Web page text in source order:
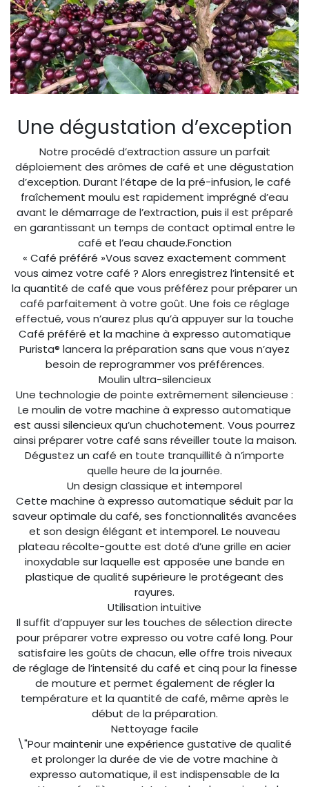
Une dégustation d’exception
Notre procédé d’extraction assure un parfait
déploiement des arômes de café et une dégustation
d’exception. Durant l’étape de la pré-infusion, le café
fraîchement moulu est rapidement imprégné d’eau
avant le démarrage de l’extraction, puis il est préparé
en garantissant un temps de contact optimal entre le
café et l’eau chaude.Fonction
« Café préféré »Vous savez exactement comment
vous aimez votre café ? Alors enregistrez l’intensité et
la quantité de café que vous préférez pour préparer un
café parfaitement à votre goût. Une fois ce réglage
effectué, vous n’aurez plus qu’à appuyer sur la touche
Café préféré et la machine à expresso automatique
Purista® lancera la préparation sans que vous n’ayez
besoin de reprogrammer vos préférences.
Moulin ultra-silencieux
Une technologie de pointe extrêmement silencieuse :
Le moulin de votre machine à expresso automatique
est aussi silencieux qu’un chuchotement. Vous pourrez
ainsi préparer votre café sans réveiller toute la maison.
Dégustez un café en toute tranquillité à n’importe
quelle heure de la journée.
Un design classique et intemporel
Cette machine à expresso automatique séduit par la
saveur optimale du café, ses fonctionnalités avancées
et son design élégant et intemporel. Le nouveau
plateau récolte-goutte est doté d’une grille en acier
inoxydable sur laquelle est apposée une bande en
plastique de qualité supérieure le protégeant des
rayures.
Utilisation intuitive
Il suffit d’appuyer sur les touches de sélection directe
pour préparer votre expresso ou votre café long. Pour
satisfaire les goûts de chacun, elle offre trois niveaux
de réglage de l’intensité du café et cinq pour la finesse
de mouture et permet également de régler la
température et la quantité de café, même après le
début de la préparation.
Nettoyage facile
\"Pour maintenir une expérience gustative de qualité
et prolonger la durée de vie de votre machine à
expresso automatique, il est indispensable de la